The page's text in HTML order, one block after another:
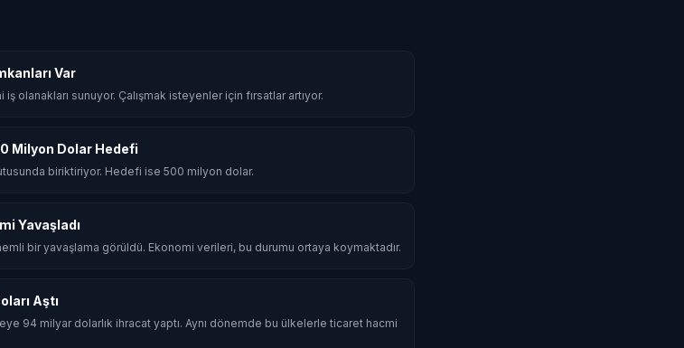
Var
olanakları sunuyor. Çalışmak isteyenler için fırsatlar artıyor.
Milyon Dolar Hedefi
biriktiriyor. Hedefi ise 500 milyon dolar.
Yavaşladı
bir yavaşlama görüldü. Ekonomi verileri, bu durumu ortaya koymaktadır.
Aştı
94 milyar dolarlık ihracat yaptı. Aynı dönemde bu ülkelerle ticaret hacmi